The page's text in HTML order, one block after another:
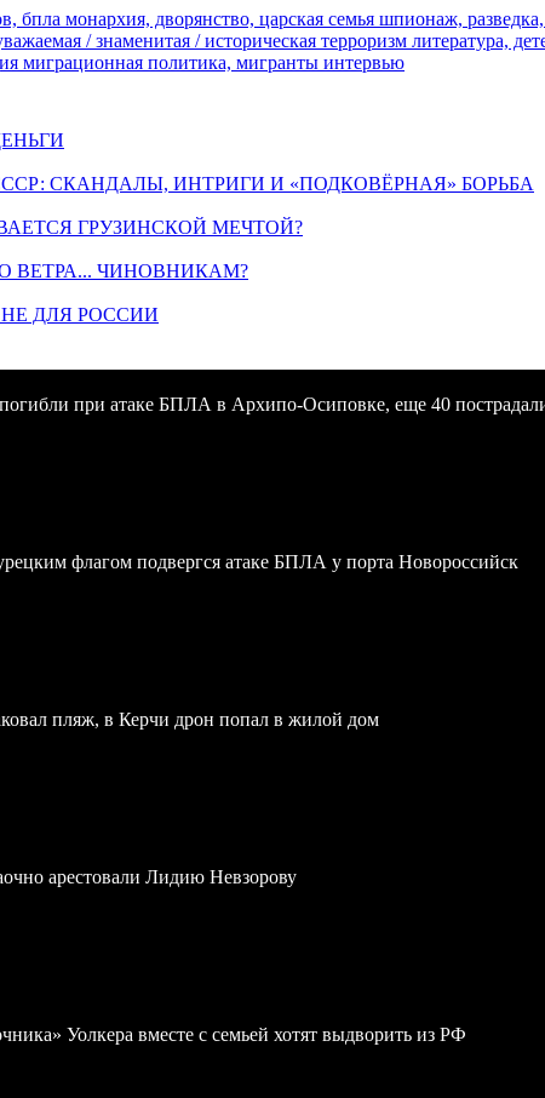
бпла монархия, дворянство, царская семья шпионаж, разведка,
/ знаменитая / историческая терроризм литература,
миграционная политика, мигранты интервью
СКАНДАЛЫ, ИНТРИГИ И «ПОДКОВЁРНАЯ» БОРЬБА
ГРУЗИНСКОЙ МЕЧТОЙ?
ВЕТРА... ЧИНОВНИКАМ?
НЕ ДЛЯ РОССИИ
при атаке БПЛА в Архипо-Осиповке, еще 40
флагом подвергся атаке БПЛА у порта Новороссийск
пляж, в Керчи дрон попал в жилой дом
арестовали Лидию Невзорову
Уолкера вместе с семьей хотят выдворить из РФ